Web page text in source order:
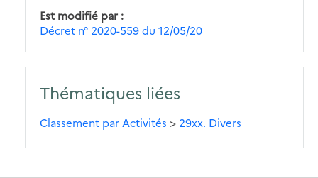
Est modifié par
Décret n° 2020-559 du 12/05/20
Thématiques liées
Classement par Activités > 29xx. Divers